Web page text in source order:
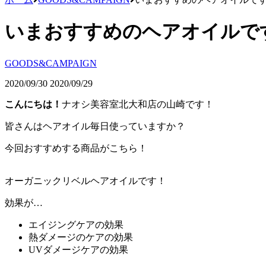
いまおすすめのヘアオイルで
GOODS&CAMPAIGN
2020/09/30 2020/09/29
こんにちは！ ナオシ美容室北大和店の山崎です！
皆さんはヘアオイル毎日使っていますか？
今回おすすめする商品がこちら！
オーガニックリベルヘアオイルです！
効果が…
エイジングケアの効果
熱ダメージのケアの効果
UVダメージケアの効果